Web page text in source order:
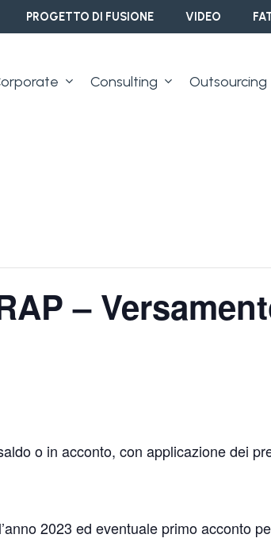
PROGETTO DI FUSIONE VIDEO
Consulting Outsourcing
–
o in acconto, con applicazione dei
2023 ed eventuale primo acconto